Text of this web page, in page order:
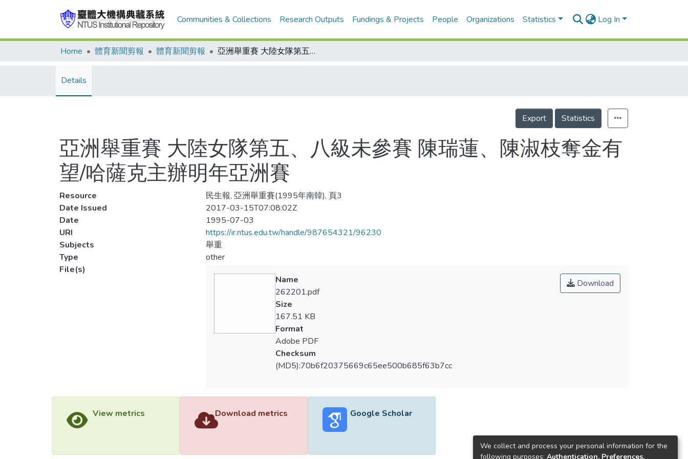
Communities & Collections Research Outputs Fundings & Projects People Organizations Statistics Log In
Home 體育新聞剪報 體育新聞剪報 亞洲舉重賽 大陸女隊第五、八級未參賽 陳瑞蓮、陳淑枝奪金有望/哈薩克主辦明年亞洲賽
Details
Export Statistics
亞洲舉重賽 大陸女隊第五、八級未參賽 陳瑞蓮、陳淑枝奪金有
望/哈薩克主辦明年亞洲賽
Resource
民生報, 亞洲舉重賽(1995年南韓), 頁3
Date Issued
2017-03-15T07:08:02Z
Date
1995-07-03
URI
https://ir.ntus.edu.tw/handle/987654321/96230
Subjects
舉重
Type
other
File(s)
Download
Name
262201.pdf
Size
167.51 KB
Format
Adobe PDF
Checksum
(MD5):70b6f20375669c65ee500b685f63b7cc
View metrics Download metrics Google Scholar
We collect and process your personal information for the
following purposes: Authentication, Preferences,